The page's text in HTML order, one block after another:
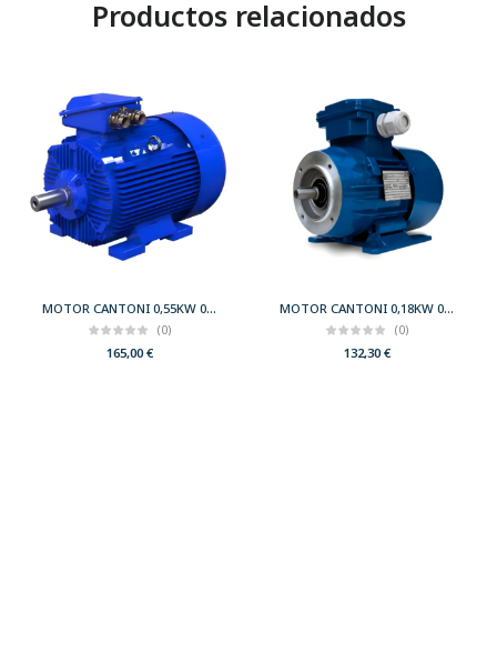
Productos relacionados
MOTOR CANTONI 0,55KW 0,75CV 3000 B3 T71 230/400 IE2
(0)
165,00€
MOTOR CANTONI 0,18KW 0,25CV 3000 B34 T63 230/400 IE2
(0)
132,30€